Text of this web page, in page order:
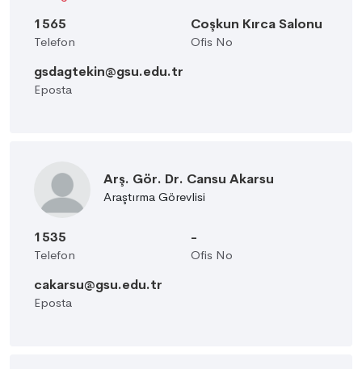
1565
Telefon
Coşkun Kırca Salonu
Ofis No
gsdagtekin@gsu.edu.tr
Eposta
Arş. Gör. Dr. Cansu Akarsu
Araştırma Görevlisi
1535
Telefon
-
Ofis No
cakarsu@gsu.edu.tr
Eposta